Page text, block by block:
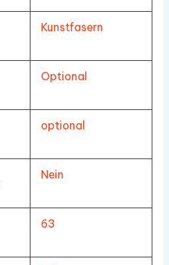
Kunstfasern
Optional
optional
Nein
63